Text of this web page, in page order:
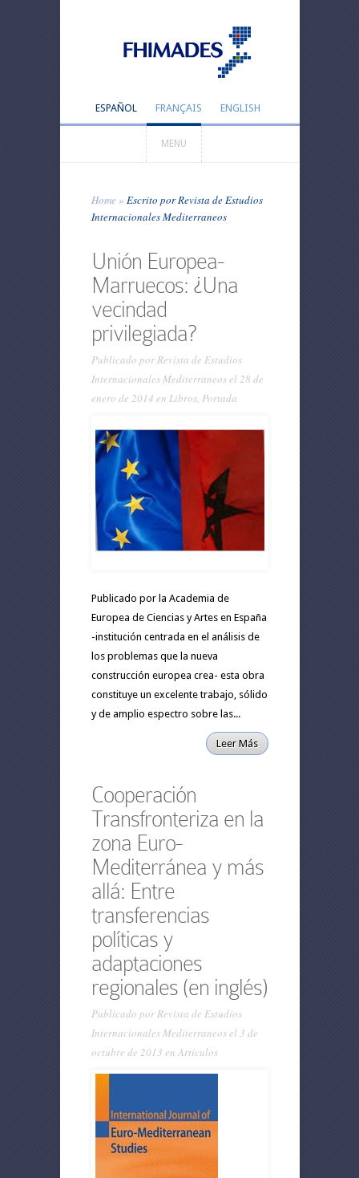
ESPAÑOL FRANÇAIS ENGLISH
MENU
Home » Escrito por Revista de Estudios
Internacionales Mediterraneos
Unión Europea-
Marruecos: ¿Una
vecindad
privilegiada?
Publicado porRevista de Estudios
Internacionales Mediterraneosel 28 de
enero de 2014 en Libros, Portada
Publicado por la Academia de
Europea de Ciencias y Artes en España
-institución centrada en el análisis de
los problemas que la nueva
construcción europea crea- esta obra
constituye un excelente trabajo, sólido
y de amplio espectro sobre las...
Leer Más
Cooperación
Transfronteriza en la
zona Euro-
Mediterránea y más
allá: Entre
transferencias
políticas y
adaptaciones
regionales (en inglés)
Publicado porRevista de Estudios
Internacionales Mediterraneosel 3 de
octubre de 2013 en Artículos